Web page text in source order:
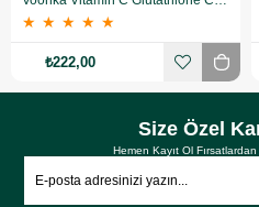
★ ★ ★ ★ ★
₺222,00
Size Özel
Hemen Kayıt Ol